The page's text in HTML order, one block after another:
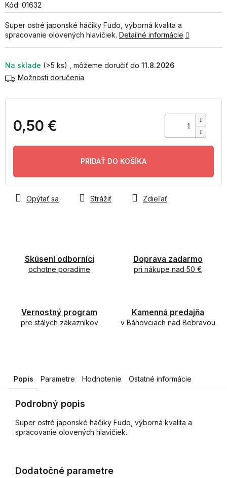
Kód: 01632
Na sklade (>5 ks)
11.8.2026
Možnosti doručenia
0,50 €
PRIDAŤ DO KOŠÍKA
Skúsení odborníci
ochotne poradíme
Doprava zadarmo
pri nákupe nad 50 €
Vernostný program
pre stálych zákazníkov
Kamenná predajňa
v Bánovciach nad Bebravou
Super ostré japonské háčiky Fudo, výborná kvalita a
spracovanie olovených hlavičiek. Detailné informácie
Opýtať sa Strážiť Zdieľať
0,0
5
hviezdičiek.
Popis Parametre Hodnotenie Ostatné informácie
Podrobný popis
Super ostré japonské háčiky Fudo, výborná kvalita a
spracovanie olovených hlavičiek.
Dodatočné parametre